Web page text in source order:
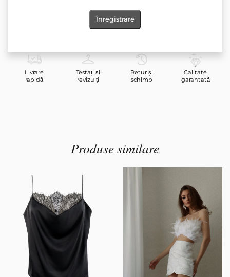
Îngrijire: Spălarea la temperaturi mai scăzute și programele de
centrifugare ușoară sunt mai delicate pentru haine, astfel încât le
Livrare
rapidă
Testați și
revizuiți
Retur și
schimb
Calitate
garantată
Produse similare
Înregistrare